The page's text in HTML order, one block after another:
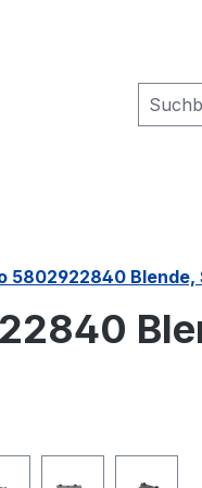
5802922840